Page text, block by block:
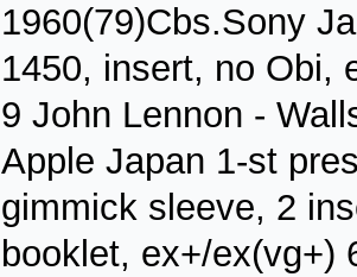
1960(79)Cbs.Sony
1450, insert, no Obi,
9 John Lennon -
Apple Japan 1-st
gimmick sleeve, 2
booklet, ex+/ex(vg+)